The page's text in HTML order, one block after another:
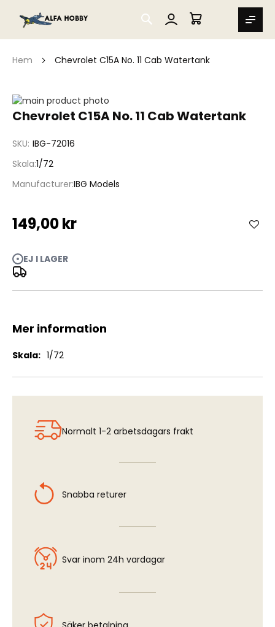
SEARCH
MIN VARUKORG
Hem Chevrolet C15A No. 11 Cab Watertank
Chevrolet C15A No. 11 Cab Watertank
SKU IBG-72016
Skala 1/72
ManufacturerIBG Models
149,00 kr
EJ I LAGER
Hoppa
till
bildgalleriet
Hoppa
av
bildgalleriet
Mer information
Mer
1/72
Normalt 1-2 arbetsdagars frakt
Snabba returer
Svar inom 24h vardagar